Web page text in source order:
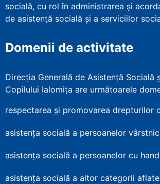
socială, cu rol în administrarea şi
de asistenţă socială şi a serviciilor
Domenii de activitate
Direcția Generală de Asistență Socială
Copilului Ialomița are următoarele
respectarea și promovarea drepturilor
asistența socială a persoanelor
asistența socială a persoanelor cu
asistența socială a altor categorii